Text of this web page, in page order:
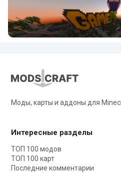
Моды, карты и аддоны для
Интересные разделы
ТОП 100 модов
ТОП 100 карт
Последние комментарии